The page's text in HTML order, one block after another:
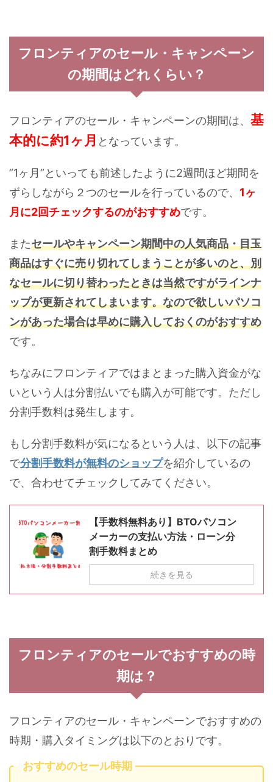
フロンティアのセール・キャンペーン
の期間はどれくらい？
フロンティアのセール・キャンペーンの期間は、 基
本的に約1ヶ月 となっています。
”1ヶ月”といっても前述したように2週間ほど期間を
ずらしながら２つのセールを行っているので、 1ヶ
月に2回チェックするのがおすすめです。
またセールやキャンペーン期間中の人気商品・目玉
商品はすぐに売り切れてしまうことが多いのと、別
なセールに切り替わったときは当然ですがラインナ
ップが更新されてしまいます。なので欲しいパソコ
ンがあった場合は早めに購入しておくのがおすすめ
です。
ちなみにフロンティアではまとまった購入資金がな
いという人は分割払いでも購入が可能です。ただし
分割手数料は発生します。
もし分割手数料が気になるという人は、以下の記事
で分割手数料が無料のショップを紹介しているの
で、合わせてチェックしてみてください。
【手数料無料あり】BTOパソコン
メーカーの支払い方法・ローン分
割手数料まとめ
続きを見る
フロンティアのセールでおすすめの時
期は？
フロンティアのセール・キャンペーンでおすすめの
時期・購入タイミングは以下のとおりです。
おすすめのセール時期